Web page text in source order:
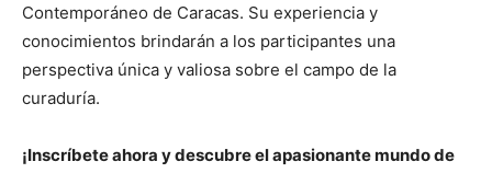
Contemporáneo de Caracas. Su experiencia y
conocimientos brindarán a los participantes una
perspectiva única y valiosa sobre el campo de la
curaduría.
¡Inscríbete ahora y descubre el apasionante mundo de